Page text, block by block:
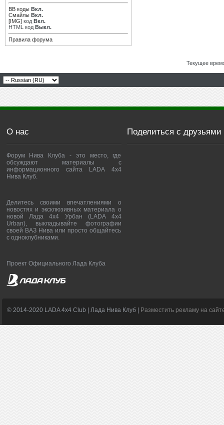
BB коды Вкл.
Смайлы Вкл.
[IMG] код Вкл.
HTML код Выкл.
Правила форума
Текущее
О нас
Форум Нива Клуба - это место, где
обсуждают материалы с
информационного сайта LADA 4x4
Нива Клуб.
Делитесь своими впечатлениями о
новостях и эксклюзивных материала о
новой Лада 4х4 Урбан (LADA 4x4
Urban), выкладывайте фотографии
своей ВАЗ Нива или просто общайтесь
с одноклубниками.
Проект Официального Лада Клуба
Поделиться с друзьями
© 2014-2020 LADA 4x4 Club | Лада Нива Клуб | Разместить рекламу на